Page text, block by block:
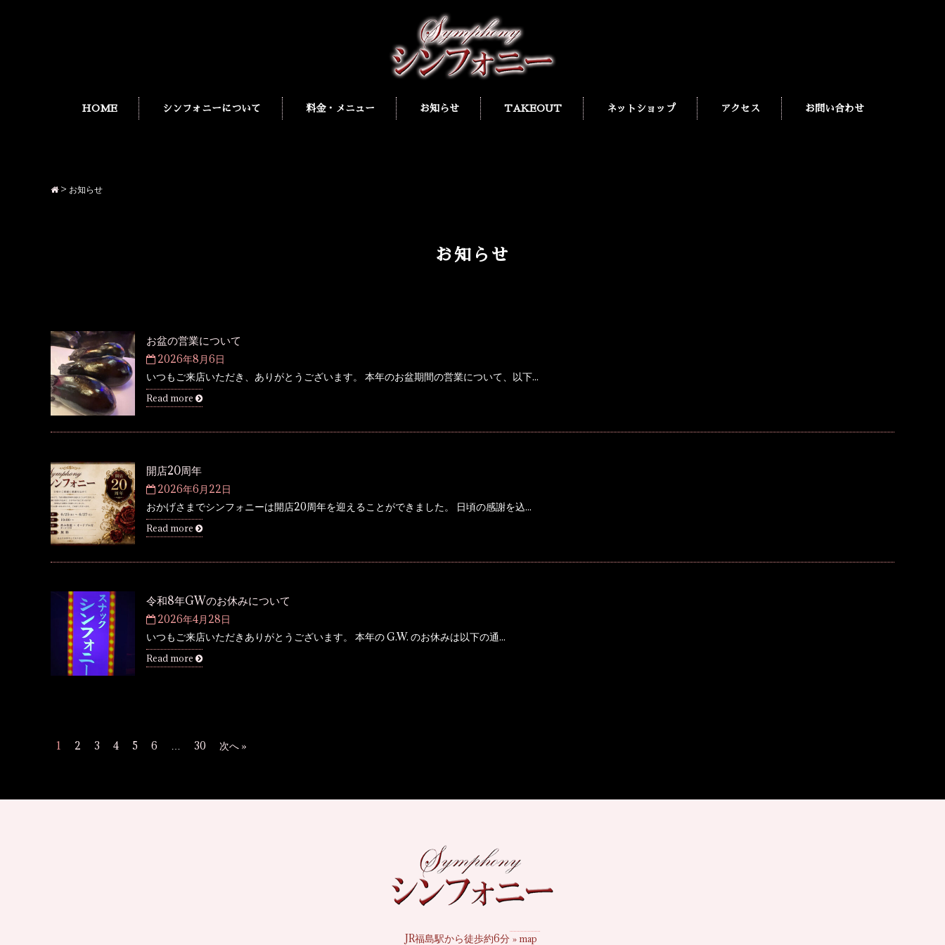
HOME シンフォニーについて 料金・メニュー お知らせ TAKEOUT ネットショップ アクセス お問い合わせ
> お知らせ
お知らせ
お盆の営業について
2026年8月6日
いつもご来店いただき、ありがとうございます。 本年のお盆期間の営業について、以下...
Read more
開店20周年
2026年6月22日
おかげさまでシンフォニーは開店20周年を迎えることができました。 日頃の感謝を込...
Read more
令和8年GWのお休みについて
2026年4月28日
いつもご来店いただきありがとうございます。 本年の G.W. のお休みは以下の通...
Read more
1 2 3 4 5 6 … 30 次へ »
JR福島駅から徒歩約6分 » map